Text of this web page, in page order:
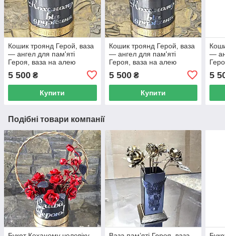
Кошик троянд Герой, ваза
— ангел для пам'яті
Героя, ваза на алею
5 500 ₴
Купити
Кошик троянд Герой, ваза
— ангел для пам'яті
Героя, ваза на алею
5 500₴
Купити
—
5
Подібні товари компанії